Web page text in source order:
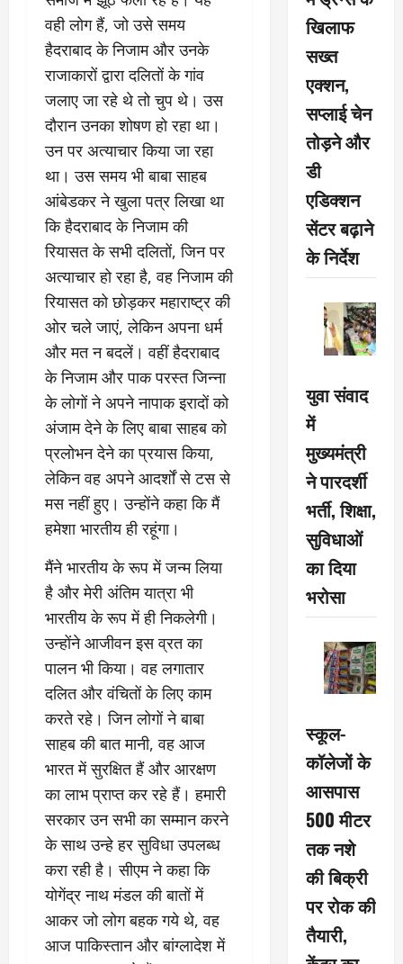
वही लोग हैं, जो उसे समय
हैदराबाद के निजाम और उनके
राजाकारों द्वारा दलितों के गांव
जलाए जा रहे थे तो चुप थे। उस
दौरान उनका शोषण हो रहा था।
उन पर अत्याचार किया जा रहा
था। उस समय भी बाबा साहब
आंबेडकर ने खुला पत्र लिखा था
कि हैदराबाद के निजाम की
रियासत के सभी दलितों, जिन पर
अत्याचार हो रहा है, वह निजाम की
रियासत को छोड़कर महाराष्ट्र की
ओर चले जाएं, लेकिन अपना धर्म
और मत न बदलें। वहीं हैदराबाद
के निजाम और पाक परस्त जिन्ना
के लोगों ने अपने नापाक इरादों को
अंजाम देने के लिए बाबा साहब को
प्रलोभन देने का प्रयास किया,
लेकिन वह अपने आदर्शों से टस से
मस नहीं हुए। उन्होंने कहा कि मैं
हमेशा भारतीय ही रहूंगा।
मैंने भारतीय के रूप में जन्म लिया
है और मेरी अंतिम यात्रा भी
भारतीय के रूप में ही निकलेगी।
उन्होंने आजीवन इस व्रत का
पालन भी किया। वह लगातार
दलित और वंचितों के लिए काम
करते रहे। जिन लोगों ने बाबा
साहब की बात मानी, वह आज
भारत में सुरक्षित हैं और आरक्षण
का लाभ प्राप्त कर रहे हैं। हमारी
सरकार उन सभी का सम्मान करने
के साथ उन्हे हर सुविधा उपलब्ध
करा रही है। सीएम ने कहा कि
योगेंद्र नाथ मंडल की बातों में
आकर जो लोग बहक गये थे, वह
आज पाकिस्तान और बांग्लादेश में
खिलाफ
सख्त
एक्शन,
सप्लाई चेन
तोड़ने और
डी
एडिक्शन
सेंटर बढ़ाने
के निर्देश
युवा संवाद
में
मुख्यमंत्री
ने पारदर्शी
भर्ती, शिक्षा,
सुविधाओं
का दिया
भरोसा
स्कूल-
कॉलेजों के
आसपास
500 मीटर
तक नशे
की बिक्री
पर रोक की
तैयारी,